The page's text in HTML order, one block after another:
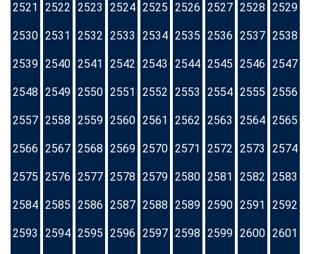
2521 2522 2523 2524 2525 2526 2527 2528 2529
2530 2531 2532 2533 2534 2535 2536 2537 2538
2539 2540 2541 2542 2543 2544 2545 2546 2547
2548 2549 2550 2551 2552 2553 2554 2555 2556
2557 2558 2559 2560 2561 2562 2563 2564 2565
2566 2567 2568 2569 2570 2571 2572 2573 2574
2575 2576 2577 2578 2579 2580 2581 2582 2583
2584 2585 2586 2587 2588 2589 2590 2591 2592
2593 2594 2595 2596 2597 2598 2599 2600 2601